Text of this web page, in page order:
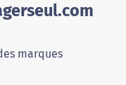
marques